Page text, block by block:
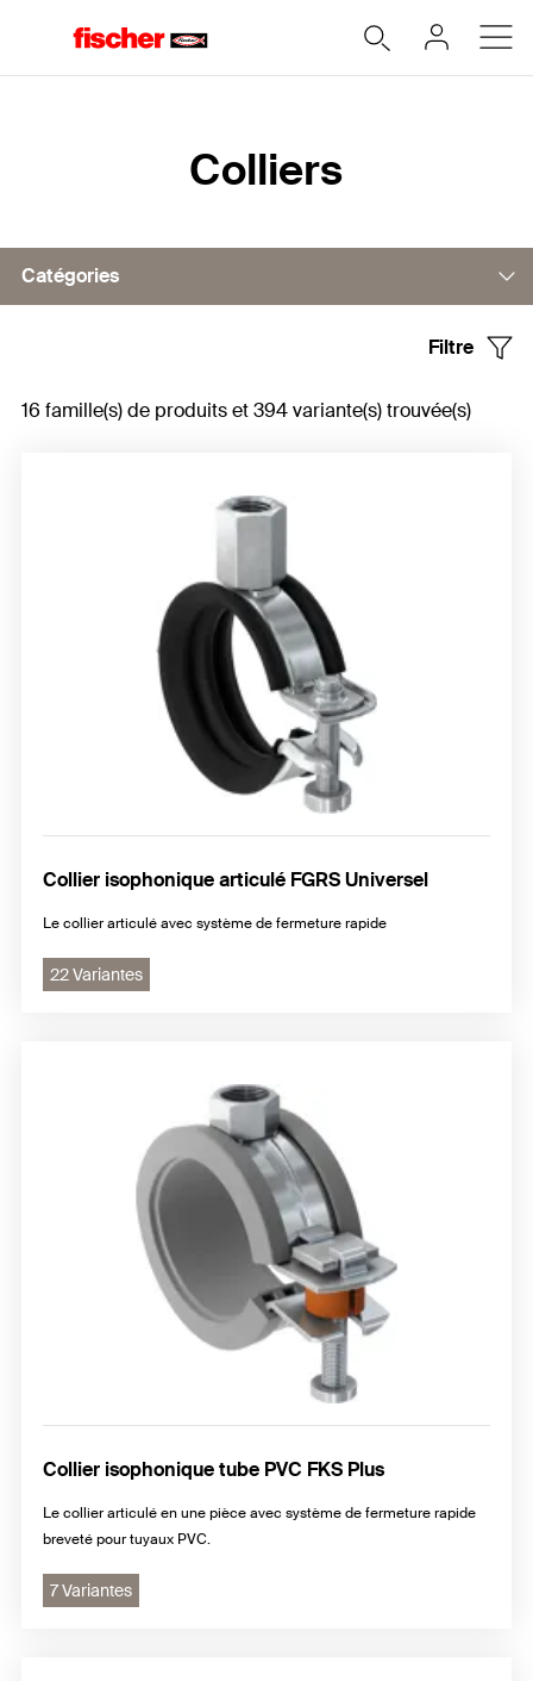
Colliers
Catégories
Colliers à 2 vis
Filtre
16 famille(s) de produits et 394 variante(s) trouvée(s)
Collier isophonique articulé FGRS Universel
Le collier articulé avec système de fermeture rapide
22 Variantes
Collier isophonique tube PVC FKS Plus
Le collier articulé en une pièce avec système de fermeture rapide
breveté pour tuyaux PVC.
7 Variantes